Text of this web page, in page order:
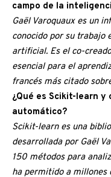
campo de la
Gaël Varoquaux es un
conocido por su trabajo
artificial. Es el co-
esencial para el
francés más citado
¿Qué es Scikit-learn
automático?
Scikit-learn es una
desarrollada por Gaël
150 métodos para
ha permitido a millones